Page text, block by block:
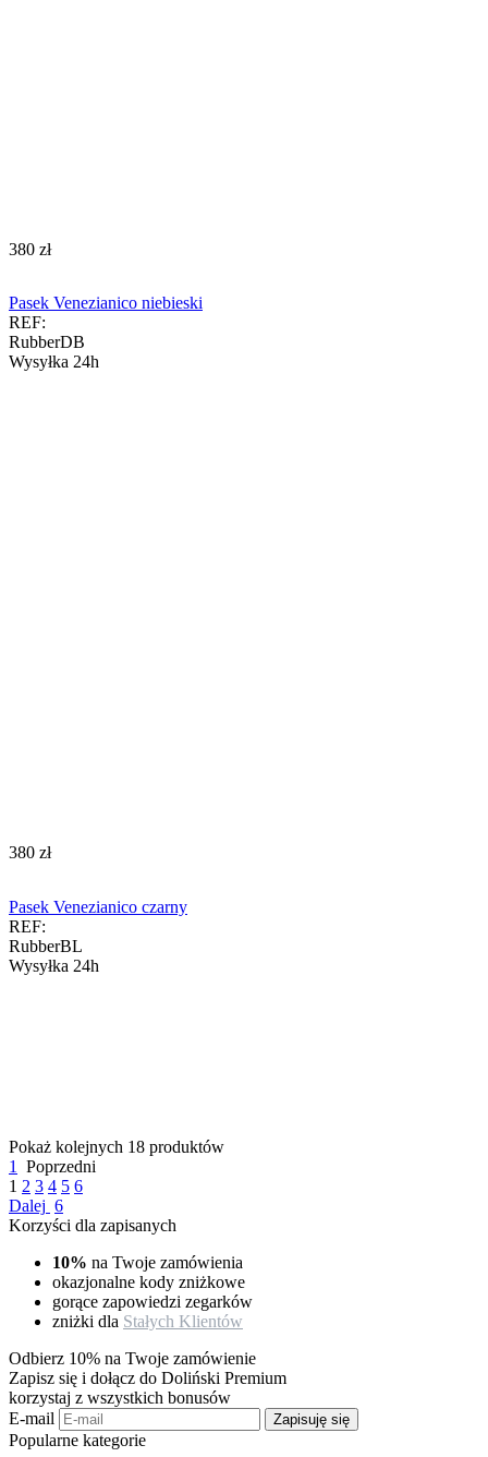
‍380‍ zł
Pasek Venezianico niebieski
REF:
RubberDB
Wysyłka 24h
‍380‍ zł
Pasek Venezianico czarny
REF:
RubberBL
Wysyłka 24h
Pokaż kolejnych 18 produktów
1
Poprzedni
1 2 3 4 5 6
Dalej 6
Korzyści dla zapisanych
10% na Twoje zamówienia
okazjonalne kody zniżkowe
gorące zapowiedzi zegarków
zniżki dla Stałych Klientów
Odbierz 10% na Twoje zamówienie
Zapisz się i dołącz do Doliński Premium
korzystaj z wszystkich bonusów
E-mail
Zapisuję się
Popularne kategorie